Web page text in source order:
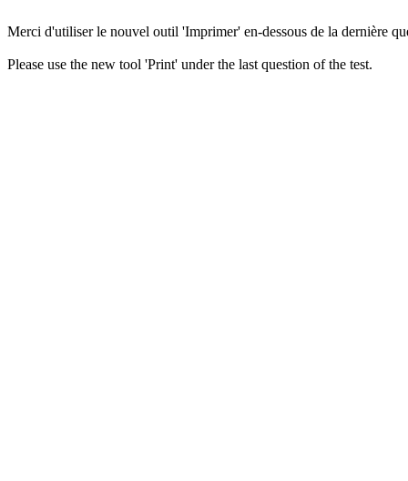
Merci d'utiliser le nouvel outil 'Imprimer' en-dessous de la dernière
Please use the new tool 'Print' under the last question of the test.